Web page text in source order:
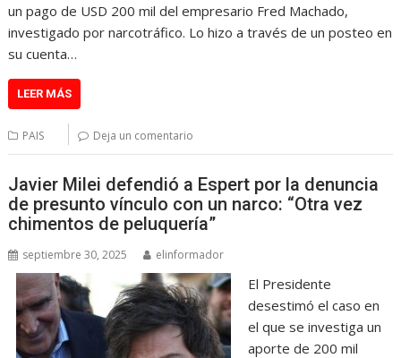
un pago de USD 200 mil del empresario Fred Machado,
investigado por narcotráfico. Lo hizo a través de un posteo en
su cuenta…
LEER MÁS
PAIS Deja un comentario
Javier Milei defendió a Espert por la denuncia
de presunto vínculo con un narco: “Otra vez
chimentos de peluquería”
septiembre 30, 2025 elinformador
El Presidente
desestimó el caso en
el que se investiga un
aporte de 200 mil